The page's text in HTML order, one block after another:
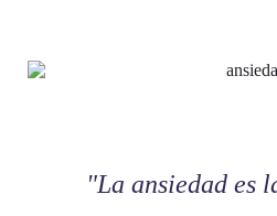
"La ansiedad es